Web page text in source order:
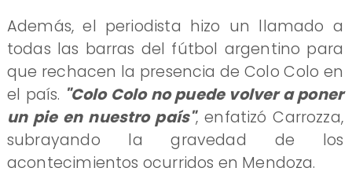
Además, el periodista hizo un llamado a
todas las barras del fútbol argentino para
que rechacen la presencia de Colo Colo en
el país. "Colo Colo no puede volver a poner
un pie en nuestro país", enfatizó Carrozza,
subrayando la gravedad de los
acontecimientos ocurridos en Mendoza.